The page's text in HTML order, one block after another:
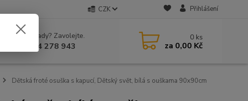
CZK Přihlášení
Nevíte si rady? Zavolejte.
+420 604 278 943
0 ks
za 0,00 Kč
Dětská froté osuška s kapucí, Dětský svět, bílá s ouškama 90x90cm